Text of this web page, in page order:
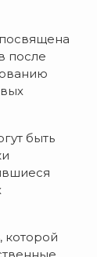
после
быть
которой